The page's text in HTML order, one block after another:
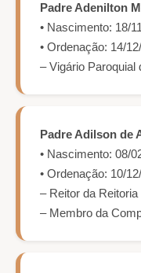
Padre Adenilton
• Nascimento: 18/
• Ordenação: 14/
– Vigário Paroquial
Padre Adilson de
• Nascimento: 08/
• Ordenação: 10/
– Reitor da
– Membro da